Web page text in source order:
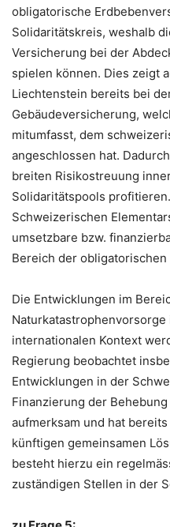
obligatorische
Solidaritätskreis, weshalb
Versicherung bei der
spielen können. Dies zeigt
Liechtenstein bereits bei
Gebäudeversicherung,
mitumfasst, dem
angeschlossen hat.
breiten Risikostreuung
Solidaritätspools
Schweizerischen
umsetzbare bzw.
Bereich der
Die Entwicklungen im
internationalen Kontext
Regierung beobachtet
Entwicklungen in der
Finanzierung der
aufmerksam und hat
künftigen gemeinsamen
besteht hierzu ein
zuständigen Stellen in der